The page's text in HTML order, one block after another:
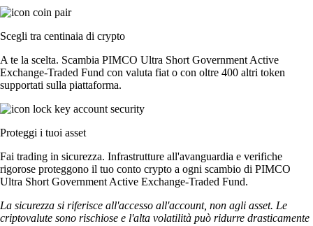
Scegli tra centinaia di crypto
A te la scelta. Scambia PIMCO Ultra Short Government Active
Exchange-Traded Fund con valuta fiat o con oltre 400 altri token
supportati sulla piattaforma.
Proteggi i tuoi asset
Fai trading in sicurezza. Infrastrutture all'avanguardia e verifiche
rigorose proteggono il tuo conto crypto a ogni scambio di PIMCO
Ultra Short Government Active Exchange-Traded Fund.
La sicurezza si riferisce all'accesso all'account, non agli asset. Le
criptovalute sono rischiose e l'alta volatilità può ridurre drasticamente